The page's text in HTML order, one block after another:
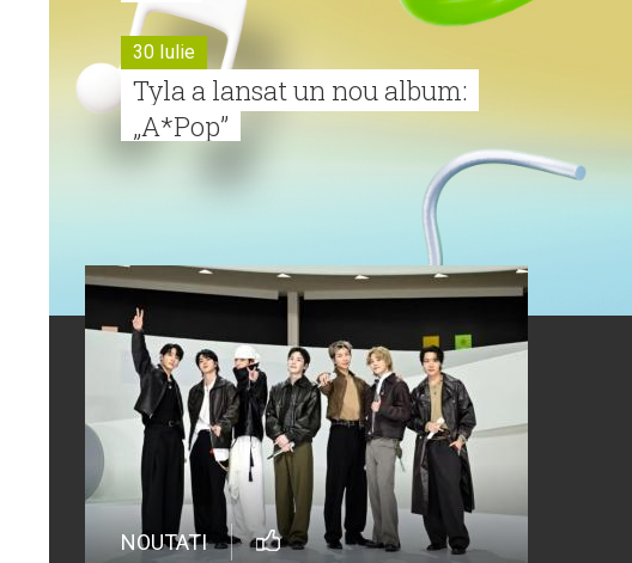
30 Iulie
Tyla a lansat un nou album:
„A*Pop”
Alexia lansează videoclipul
oficial pentru „Nu mai am
nume”
29 Iulie
Trupa Altceva a încheiat
sezonul Morning ZU cu un
moment live memorabil
29 Iulie
NOUTATI